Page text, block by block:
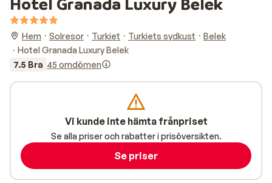
Hem Solresor Turkiet Turkiets sydkust
Belek
Hotel Granada Luxury Belek
7.5 Bra 45 omdömen
Vi kunde inte hämta frånpriset
Se alla priser och rabatter i prisöversikten.
Se priser